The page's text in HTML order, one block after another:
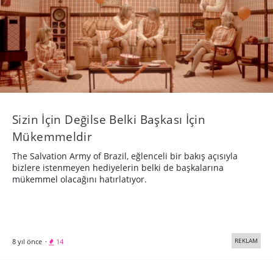
Sizin İçin Değilse Belki Başkası İçin
Mükemmeldir
The Salvation Army of Brazil, eğlenceli bir bakış açısıyla
bizlere istenmeyen hediyelerin belki de başkalarına
mükemmel olacağını hatırlatıyor.
8 yıl önce · 14 REKLAM